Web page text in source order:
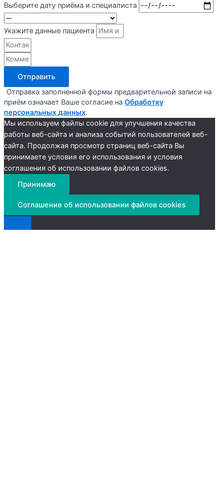
Выберите дату приёма и специалиста
Укажите данные пациента
Отправить
Отправка заполненной формы предварительной записи на
приём означает Ваше согласие на Обработку
персональных данных.
Мы используем файлы cookie для улучшения качества
работы веб-сайта и анализа событий пользователей веб-
сайта. Продолжая просмотр страниц веб-сайта Вы
принимаете условия его использования и условия
соглашения об использовании файлов cookies.
Принимаю
Соглашение об использовании файлов cookies